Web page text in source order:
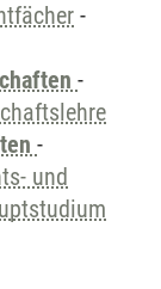
-
-
-
und